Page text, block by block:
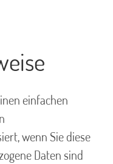
einfachen
wenn Sie diese
Daten sind